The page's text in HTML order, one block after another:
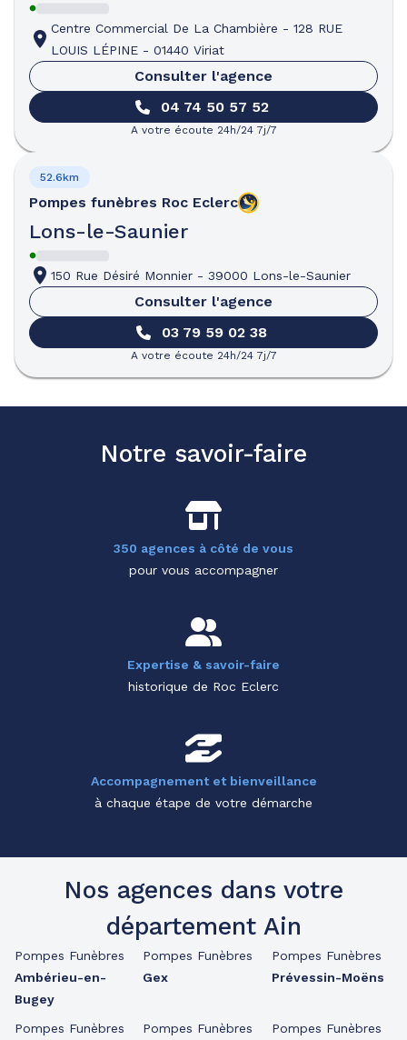
Centre Commercial De La Chambière - 128 RUE
LOUIS LÉPINE - 01440 Viriat
Consulter l'agence
04 74 50 57 52
A votre écoute 24h/24 7j/7
Pompes funèbres Roc Eclerc
Lons-le-Saunier
52.6km
150 Rue Désiré Monnier - 39000 Lons-le-Saunier
Consulter l'agence
03 79 59 02 38
A votre écoute 24h/24 7j/7
Notre savoir-faire
350 agences à côté de vous
pour vous accompagner
Expertise & savoir-faire
historique de Roc Eclerc
Accompagnement et bienveillance
à chaque étape de votre démarche
Nos agences dans votre
département Ain
Pompes Funèbres
Ambérieu-en-
Bugey
Pompes Funèbres
Pompes Funèbres
Gex
Pompes Funèbres
Pompes Funèbres
Prévessin-Moëns
Pompes Funèbres